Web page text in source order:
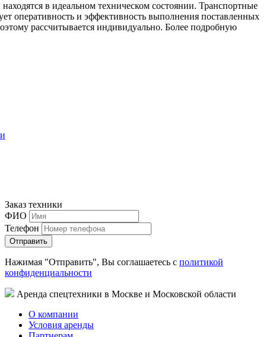
в идеальном техническом состоянии. Транспортные
оперативность и эффективность выполнения поставленных
рассчитывается индивидуально. Более подробную
Заказ техники
ФИО
Телефон
Нажимая "Отправить", Вы соглашаетесь с политикой
конфиденциальности
Аренда спецтехники в Москве и Московской области
О компании
Условия аренды